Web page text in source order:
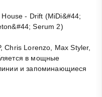
Chris Lorenzo, Max Styler,
в мощные
и запоминающиеся